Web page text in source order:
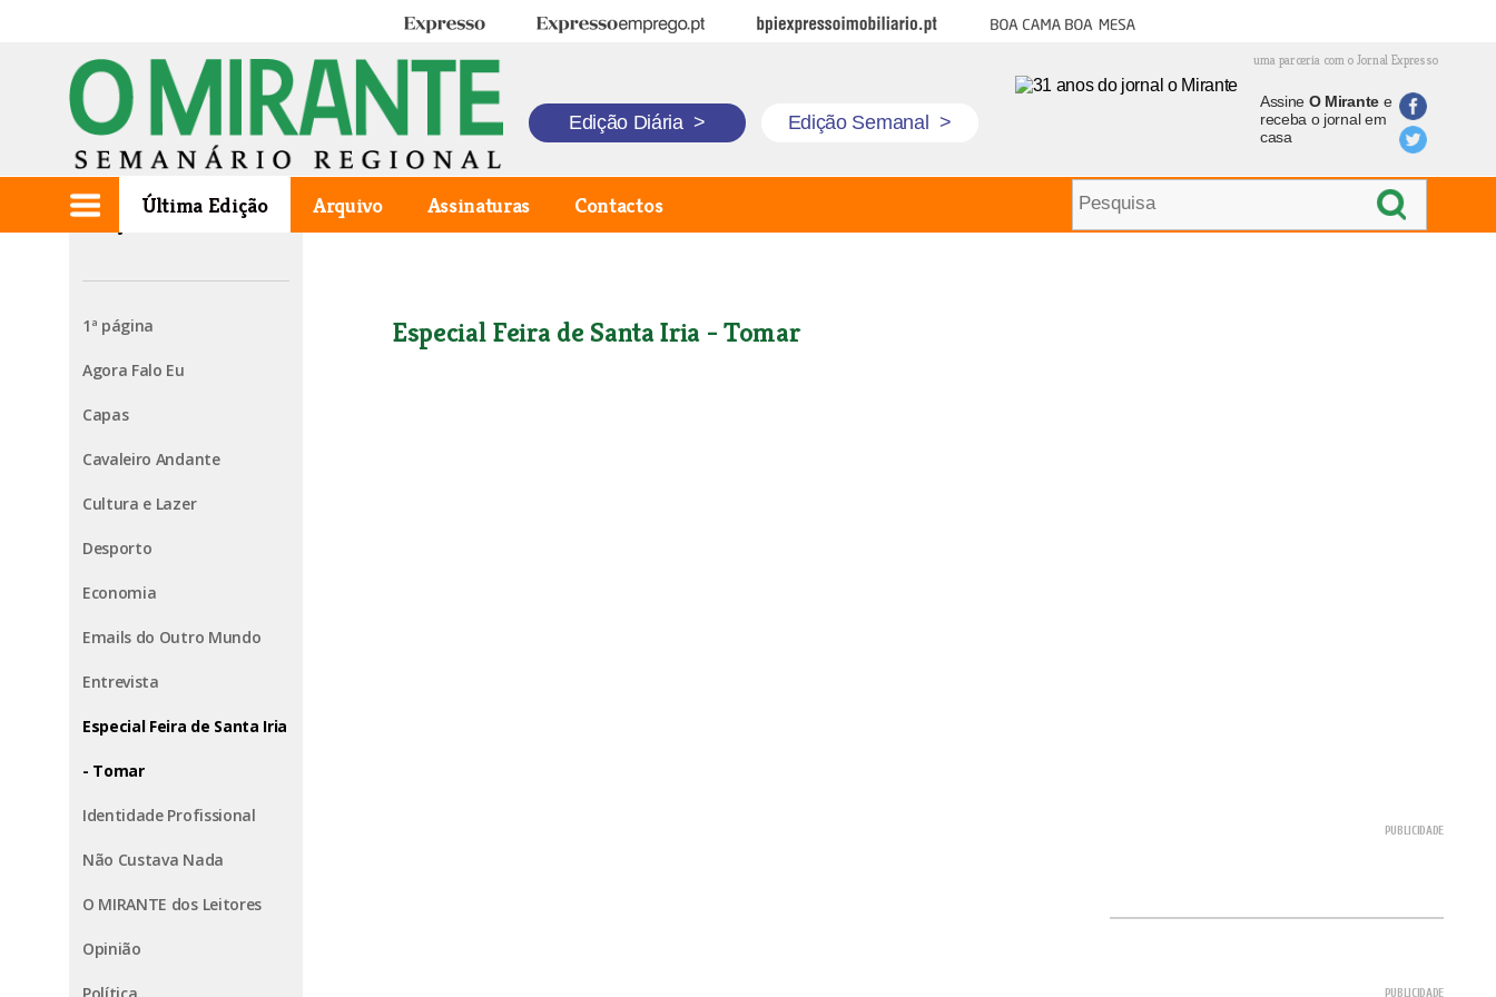
Expresso Expresso Emprego BPI Expresso Imobiliário Boa cama boa mesa
uma parceria com o Jornal Expresso
Edição Diária > Edição Semanal >
Assine O Mirantee
receba o jornal em
casa
Última Edição Arquivo Assinaturas Contactos
Edição de 2023.10.12
1ª página
Agora Falo Eu
Capas
Cavaleiro Andante
Cultura e Lazer
Desporto
Economia
Emails do Outro Mundo
Entrevista
Especial Feira de Santa Iria
- Tomar
Identidade Profissional
Não Custava Nada
O MIRANTE dos Leitores
Opinião
Especial Feira de Santa Iria - Tomar